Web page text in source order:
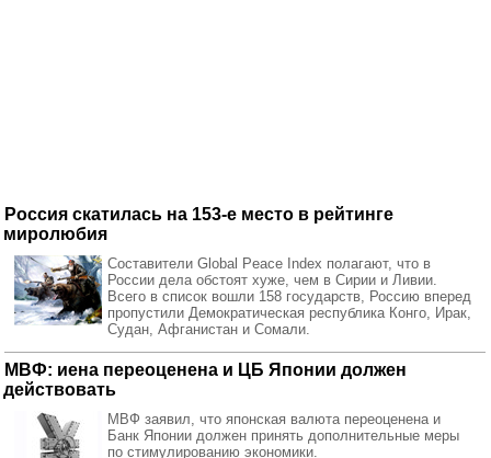
Россия скатилась на 153-е место в рейтинге
миролюбия
Составители Global Peace Index полагают, что в
России дела обстоят хуже, чем в Сирии и Ливии.
Всего в список вошли 158 государств, Россию вперед
пропустили Демократическая республика Конго, Ирак,
Судан, Афганистан и Сомали.
МВФ: иена переоценена и ЦБ Японии должен
действовать
МВФ заявил, что японская валюта переоценена и
Банк Японии должен принять дополнительные меры
по стимулированию экономики.